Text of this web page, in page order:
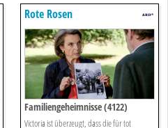
Rote Rosen
Familiengeheimnisse (4122)
Victoria ist überzeugt, dass die für tot